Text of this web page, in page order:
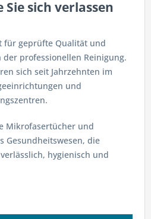
sich verlassen
für geprüfte Qualität und
professionellen Reinigung.
sich seit Jahrzehnten im
und
Mikrofasertücher und
Gesundheitswesen, die
hygienisch und